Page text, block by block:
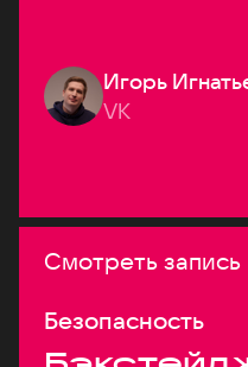
Игорь
VK
Смотреть запись
Безопасность